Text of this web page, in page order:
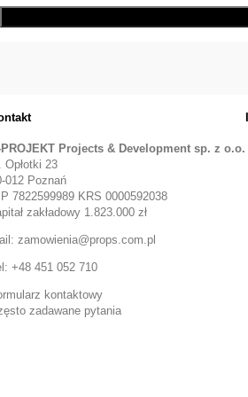
Projects & Development sp. z o.o.
Opłotki 23
012 Poznań
7822599989 KRS 0000592038
zakładowy 1.823.000 zł
zamowienia@props.com.pl
+48 451 052 710
kontaktowy
zadawane pytania